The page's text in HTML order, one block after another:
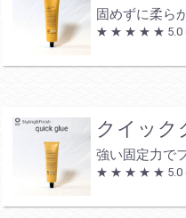
固めずに柔ら
★ ★ ★ ★ ★ 5.0
クイック
強い固定力で
★ ★ ★ ★ ★ 5.0